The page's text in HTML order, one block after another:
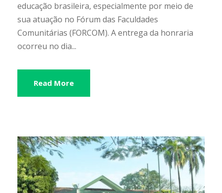
educação brasileira, especialmente por meio de
sua atuação no Fórum das Faculdades
Comunitárias (FORCOM). A entrega da honraria
ocorreu no dia...
Read More